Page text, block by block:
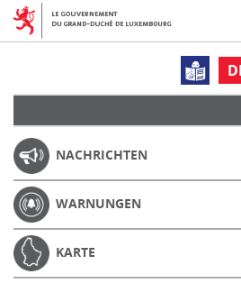
NACHRICHTEN
WARNUNGEN
KARTE